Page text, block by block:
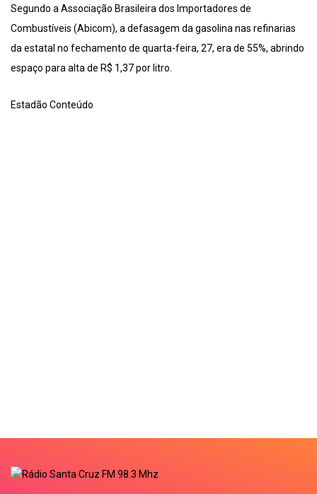
Segundo a Associação Brasileira dos Importadores de
Combustíveis (Abicom), a defasagem da gasolina nas refinarias
da estatal no fechamento de quarta-feira, 27, era de 55%, abrindo
espaço para alta de R$ 1,37 por litro.
Estadão Conteúdo